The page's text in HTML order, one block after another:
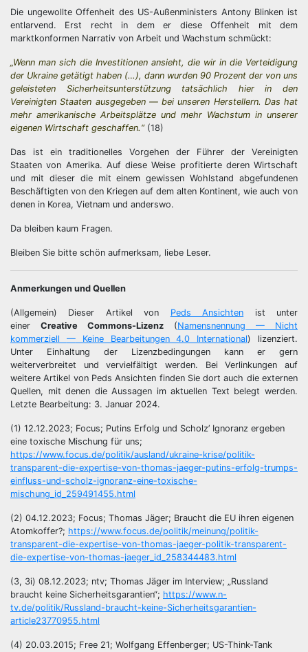
Die ungewollte Offenheit des US-Außenministers Antony Blinken ist
entlarvend. Erst recht in dem er diese Offenheit mit dem
marktkonformen Narrativ von Arbeit und Wachstum schmückt:
„Wenn man sich die Investitionen ansieht, die wir in die Verteidigung
der Ukraine getätigt haben (…), dann wurden 90 Prozent der von uns
geleisteten Sicherheitsunterstützung tatsächlich hier in den
Vereinigten Staaten ausgegeben — bei unseren Herstellern. Das hat
mehr amerikanische Arbeitsplätze und mehr Wachstum in unserer
eigenen Wirtschaft geschaffen.“(18)
Das ist ein traditionelles Vorgehen der Führer der Vereinigten
Staaten von Amerika. Auf diese Weise profitierte deren Wirtschaft
und mit dieser die mit einem gewissen Wohlstand abgefundenen
Beschäftigten von den Kriegen auf dem alten Kontinent, wie auch von
denen in Korea, Vietnam und anderswo.
Da bleiben kaum Fragen.
Bleiben Sie bitte schön aufmerksam, liebe Leser.
Anmerkungen und Quellen
(Allgemein) Dieser Artikel von Peds Ansichten ist unter
einer Creative Commons-Lizenz (Namensnennung — Nicht
kommerziell —Keine Bearbeitungen 4.0 International) lizenziert.
Unter Einhaltung der Lizenzbedingungen kann er gern
weiterverbreitet und vervielfältigt werden. Bei Verlinkungen auf
weitere Artikel von Peds Ansichten finden Sie dort auch die externen
Quellen, mit denen die Aussagen im aktuellen Text belegt werden.
Letzte Bearbeitung: 3. Januar 2024.
(1) 12.12.2023; Focus; Putins Erfolg und Scholz’ Ignoranz ergeben
eine toxische Mischung für uns;
https://www.focus.de/politik/ausland/ukraine-krise/politik-
transparent-die-expertise-von-thomas-jaeger-putins-erfolg-trumps-
einfluss-und-scholz-ignoranz-eine-toxische-
mischung_id_259491455.html
(2) 04.12.2023; Focus; Thomas Jäger; Braucht die EU ihren eigenen
Atomkoffer?; https://www.focus.de/politik/meinung/politik-
transparent-die-expertise-von-thomas-jaeger-politik-transparent-
die-expertise-von-thomas-jaeger_id_258344483.html
(3, 3i) 08.12.2023; ntv; Thomas Jäger im Interview; „Russland
braucht keine Sicherheitsgarantien“; https://www.n-
tv.de/politik/Russland-braucht-keine-Sicherheitsgarantien-
article23770955.html
(4) 20.03.2015; Free 21; Wolfgang Effenberger; US-Think-Tank